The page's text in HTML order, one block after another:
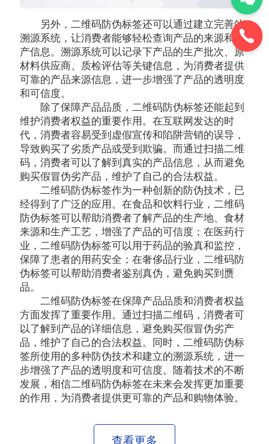
另外，二维码防伪标签还可以通过建立完善的
溯源系统，让消费者能够轻松查询产品的来源和生
产信息。溯源系统可以记录下产品的生产批次、原
材料供应商、质检评估等关键信息，为消费者提供
可靠的产品来源信息，进一步增强了产品的透明度
和可信度。
除了保障产品品质，二维码防伪标签还能起到
维护消费者权益的重要作用。在互联网发达的时
代，消费者容易受到虚假宣传和陷阱营销的误导，
导致购买了劣质产品或受到欺骗。而通过扫描二维
码，消费者可以了解到真实的产品信息，从而避免
购买假冒伪劣产品，维护了自己的合法权益。
二维码防伪标签作为一种创新的防伪技术，已
经得到了广泛的应用。在食品和饮料行业，二维码
防伪标签可以帮助消费者了解产品的生产地、食材
来源和生产工艺，增强了产品的可信度；在医药行
业，二维码防伪标签可以用于药品的验真和监控，
保障了患者的用药安全；在奢侈品行业，二维码防
伪标签可以帮助消费者鉴别真伪，避免购买到赝
品。
二维码防伪标签在保障产品品质和消费者权益
方面发挥了重要作用。通过扫描二维码，消费者可
以了解到产品的详细信息，避免购买假冒伪劣产
品，维护了自己的合法权益。同时，二维码防伪标
签所使用的多种防伪技术和建立的溯源系统，进一
步增强了产品的透明度和可信度。随着技术的不断
发展，相信二维码防伪标签在未来会发挥更加重要
的作用，为消费者提供更可靠的产品和购物体验。
查看更多